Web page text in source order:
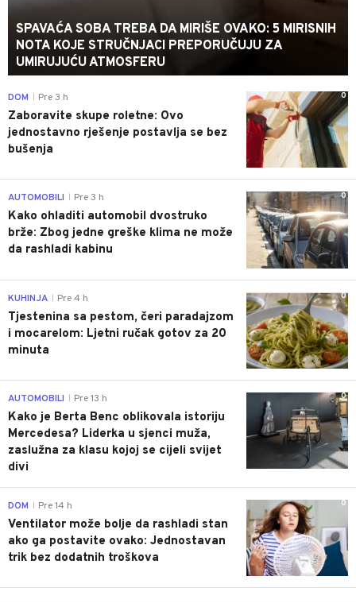
SPAVAĆA SOBA TREBA DA MIRIŠE OVAKO: 5 MIRISNIH
NOTA KOJE STRUČNJACI PREPORUČUJU ZA
UMIRUJUĆU ATMOSFERU
0
DOM Pre 3 h
Zaboravite skupe roletne: Ovo
jednostavno rješenje postavlja se bez
bušenja
0
AUTOMOBILI Pre 3 h
Kako ohladiti automobil dvostruko
brže: Zbog jedne greške klima ne može
da rashladi kabinu
0
KUHINJA Pre 4 h
Tjestenina sa pestom, čeri paradajzom
i mocarelom: Ljetni ručak gotov za 20
minuta
0
AUTOMOBILI Pre 13 h
Kako je Berta Benc oblikovala istoriju
Mercedesa? Liderka u sjenci muža,
zaslužna za klasu kojoj se cijeli svijet
divi
0
DOM Pre 14 h
Ventilator može bolje da rashladi stan
ako ga postavite ovako: Jednostavan
trik bez dodatnih troškova